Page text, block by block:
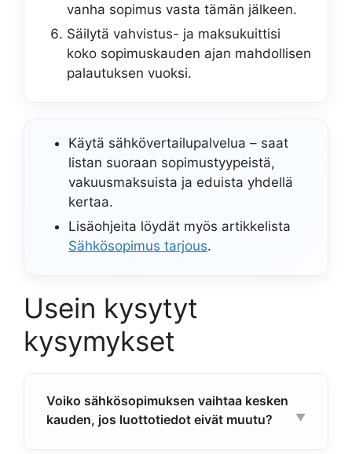
vanha sopimus vasta tämän jälkeen.
Säilytä vahvistus- ja maksukuittisi
koko sopimuskauden ajan mahdollisen
palautuksen vuoksi.
Käytä sähkövertailupalvelua – saat
listan suoraan sopimustyypeistä,
vakuusmaksuista ja eduista yhdellä
kertaa.
Lisäohjeita löydät myös artikkelista
Sähkösopimus tarjous.
Usein kysytyt
kysymykset
Voiko sähkösopimuksen vaihtaa kesken
kauden, jos luottotiedot eivät muutu?